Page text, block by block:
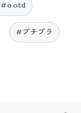
#ootd
#プチプラ